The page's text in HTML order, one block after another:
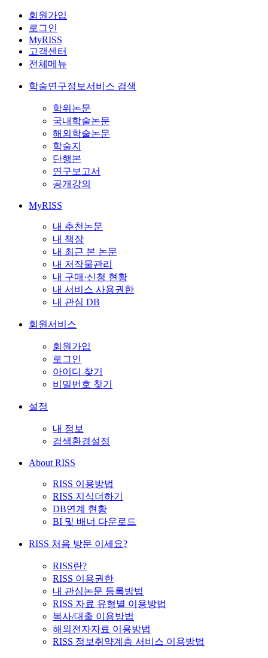
회원가입
로그인
MyRISS
고객센터
전체메뉴
학술연구정보서비스 검색
학위논문
국내학술논문
해외학술논문
학술지
단행본
연구보고서
공개강의
MyRISS
내 추천논문
내 책장
내 최근 본 논문
내 저작물관리
내 구매·신청 현황
내 서비스 사용권한
내 관심 DB
회원서비스
회원가입
로그인
아이디 찾기
비밀번호 찾기
설정
내 정보
검색환경설정
About RISS
RISS 이용방법
RISS 지식더하기
DB연계 현황
BI 및 배너 다운로드
RISS 처음 방문 이세요?
RISS란?
RISS 이용권한
내 관심논문 등록방법
RISS 자료 유형별 이용방법
복사/대출 이용방법
해외전자자료 이용방법
RISS 정보취약계층 서비스 이용방법